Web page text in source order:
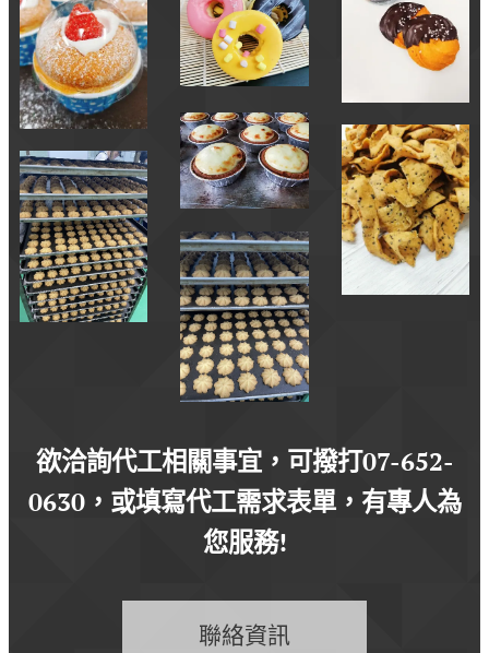
欲洽詢代工相關事宜，可撥打07-652-
0630，或填寫代工需求表單，有專人為
您服務!
聯絡資訊